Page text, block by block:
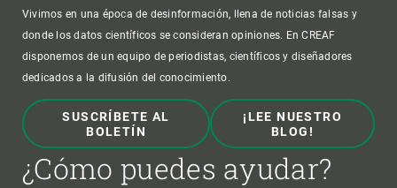
Vivimos en una época de desinformación, llena de noticias falsas y
donde los datos científicos se consideran opiniones. En CREAF
disponemos de un equipo de periodistas, científicos y diseñadores
dedicados a la difusión del conocimiento.
SUSCRÍBETE AL
BOLETÍN
¡LEE NUESTRO
BLOG!
¿Cómo puedes ayudar?